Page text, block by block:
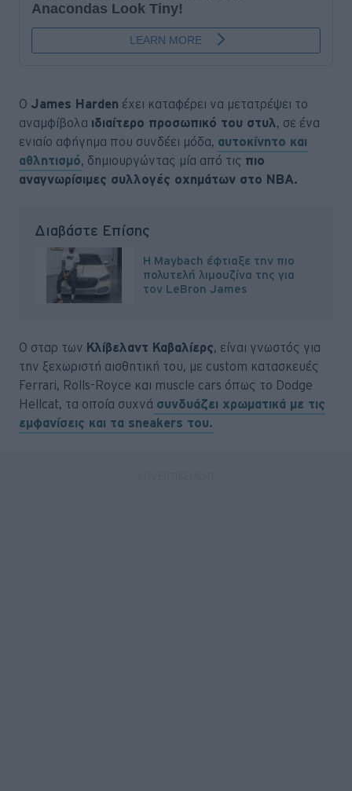
Ο James Harden έχει καταφέρει να μετατρέψει το
αναμφίβολα ιδιαίτερο προσωπικό του στυλ, σε ένα
ενιαίο αφήγημα που συνδέει μόδα, αυτοκίνητο και
αθλητισμό, δημιουργώντας μία από τις πιο
αναγνωρίσιμες συλλογές οχημάτων στο NBA.
Διαβάστε Επίσης
Η Maybach έφτιαξε την πιο
πολυτελή λιμουζίνα της για
τον LeBron James
Ο σταρ των Κλίβελαντ Καβαλίερς, είναι γνωστός για
την ξεχωριστή αισθητική του, με custom κατασκευές
Ferrari, Rolls-Royce και muscle cars όπως το Dodge
Hellcat, τα οποία συχνά συνδυάζει χρωματικά με τις
εμφανίσεις και τα sneakers του.